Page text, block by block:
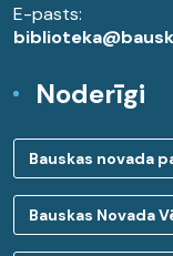
E-pasts:
Noderīgi
Bauskas novada
Bauskas Novada